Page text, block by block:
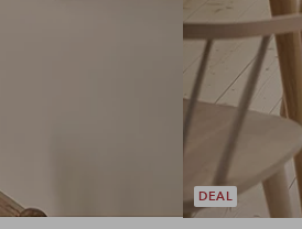
DEAL